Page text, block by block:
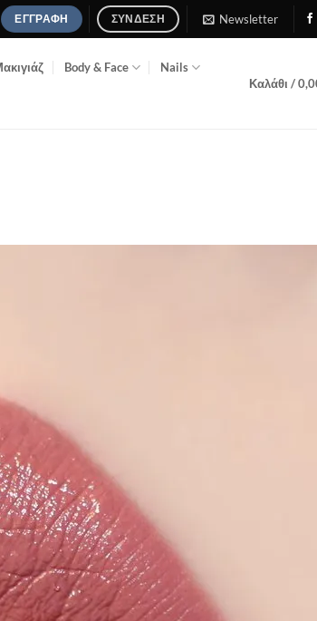
ΕΓΓΡΑΦΉ ΣΎΝΔΕΣΗ Newsletter
Body & Face Nails
Καλάθι /